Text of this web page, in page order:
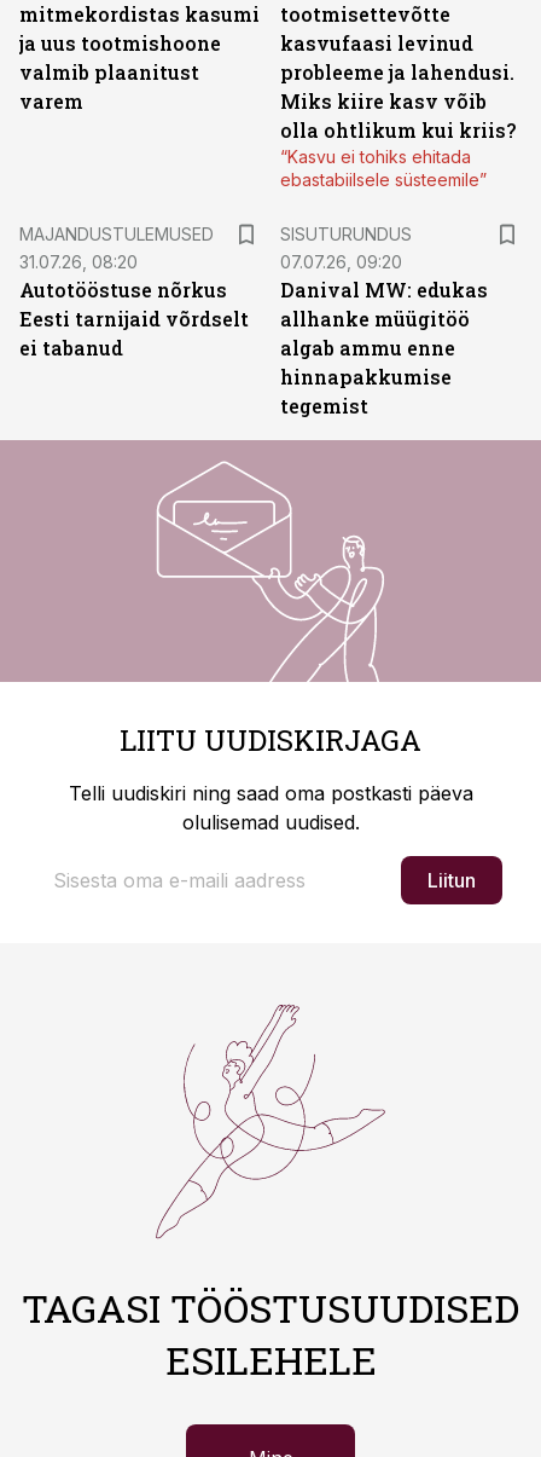
mitmekordistas kasumi
ja uus tootmishoone
valmib plaanitust
varem
tootmisettevõtte
kasvufaasi levinud
probleeme ja lahendusi.
Miks kiire kasv võib
olla ohtlikum kui kriis?
“Kasvu ei tohiks ehitada
ebastabiilsele süsteemile”
MAJANDUSTULEMUSED
31.07.26, 08:20
Autotööstuse nõrkus
Eesti tarnijaid võrdselt
ei tabanud
SISUTURUNDUS
07.07.26, 09:20
Danival MW: edukas
allhanke müügitöö
algab ammu enne
hinnapakkumise
tegemist
LIITU UUDISKIRJAGA
Telli uudiskiri ning saad oma postkasti päeva
olulisemad uudised.
Liitun
TAGASI TÖÖSTUSUUDISED
ESILEHELE